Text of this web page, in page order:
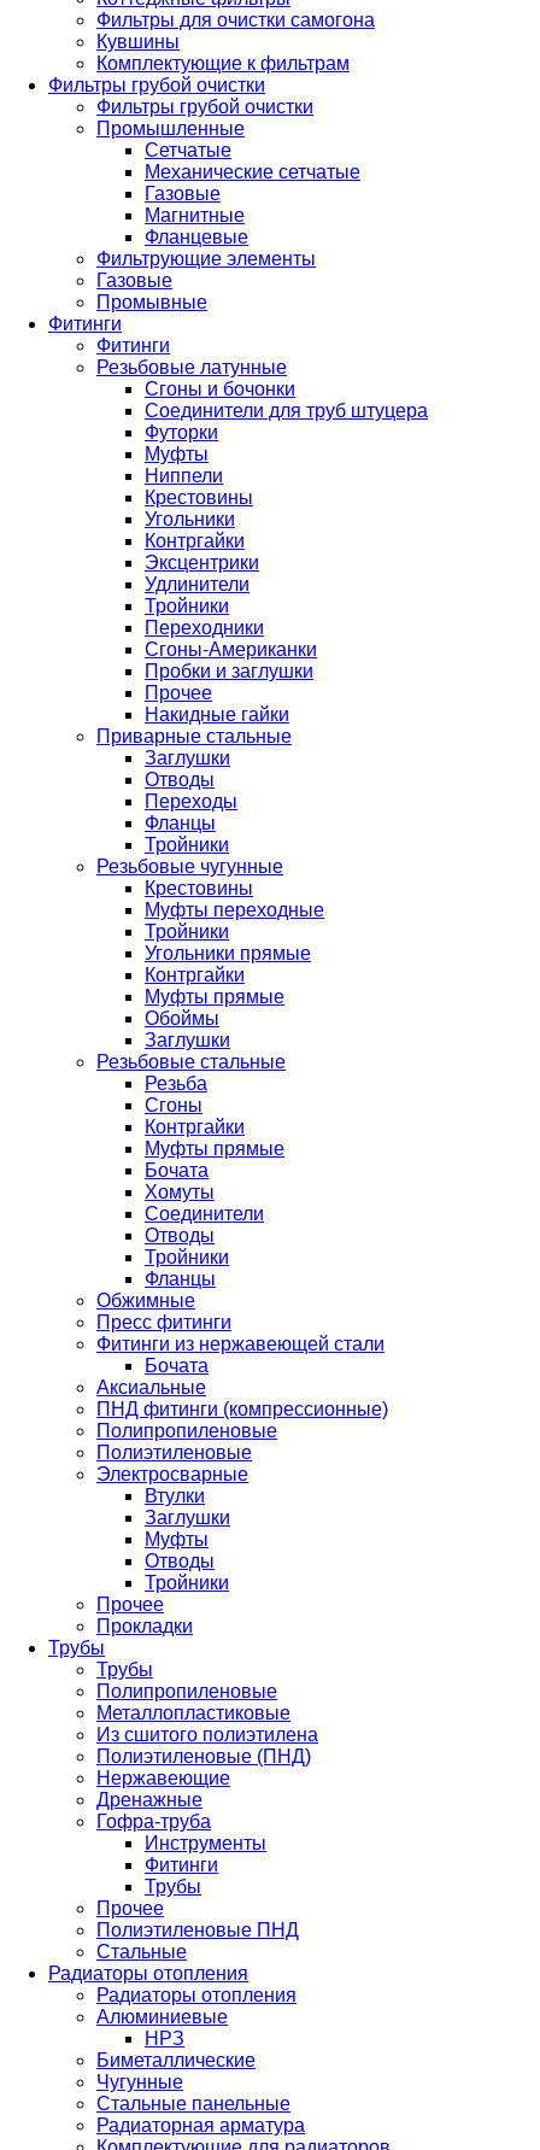
Фильтры для очистки самогона
Кувшины
Комплектующие к фильтрам
Фильтры грубой очистки
Фильтры грубой очистки
Промышленные
Сетчатые
Механические сетчатые
Газовые
Магнитные
Фланцевые
Фильтрующие элементы
Газовые
Промывные
Фитинги
Фитинги
Резьбовые латунные
Сгоны и бочонки
Соединители для труб штуцера
Футорки
Муфты
Ниппели
Крестовины
Угольники
Контргайки
Эксцентрики
Удлинители
Тройники
Переходники
Сгоны-Американки
Пробки и заглушки
Прочее
Накидные гайки
Приварные стальные
Заглушки
Отводы
Переходы
Фланцы
Тройники
Резьбовые чугунные
Крестовины
Муфты переходные
Тройники
Угольники прямые
Контргайки
Муфты прямые
Обоймы
Заглушки
Резьбовые стальные
Резьба
Сгоны
Контргайки
Муфты прямые
Бочата
Хомуты
Соединители
Отводы
Тройники
Фланцы
Обжимные
Пресс фитинги
Фитинги из нержавеющей стали
Бочата
Аксиальные
ПНД фитинги (компрессионные)
Полипропиленовые
Полиэтиленовые
Электросварные
Втулки
Заглушки
Муфты
Отводы
Тройники
Прочее
Прокладки
Трубы
Трубы
Полипропиленовые
Металлопластиковые
Из сшитого полиэтилена
Полиэтиленовые (ПНД)
Нержавеющие
Дренажные
Гофра-труба
Инструменты
Фитинги
Трубы
Прочее
Полиэтиленовые ПНД
Стальные
Радиаторы отопления
Радиаторы отопления
Алюминиевые
НРЗ
Биметаллические
Чугунные
Стальные панельные
Радиаторная арматура